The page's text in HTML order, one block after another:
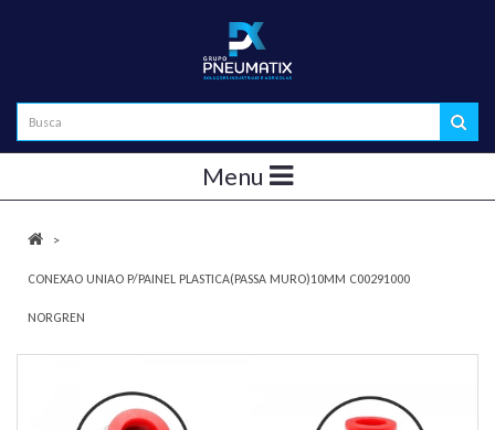
Menu
CONEXAO UNIAO P/PAINEL PLASTICA(PASSA MURO)10MM C00291000
NORGREN